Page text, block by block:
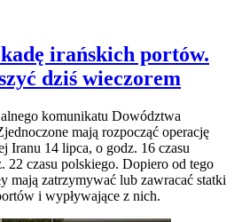
irańskich portów.
dziś wieczorem
komunikatu Dowództwa
mają rozpocząć operację
Iranu 14 lipca, o godz. 16 czasu
22 czasu polskiego. Dopiero od tego
mają zatrzymywać lub zawracać statki
i wypływające z nich.